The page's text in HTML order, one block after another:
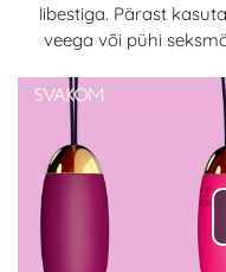
libestiga. Pärast
veega või pühi